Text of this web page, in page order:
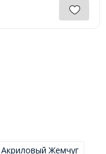
Акриловый Жемчуг